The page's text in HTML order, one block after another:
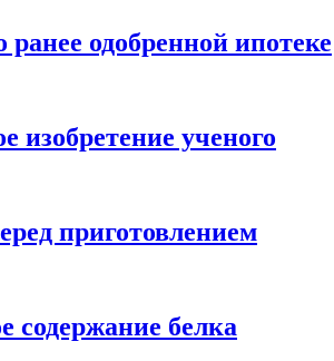
одобренной ипотеке
ученого
приготовлением
содержание белка